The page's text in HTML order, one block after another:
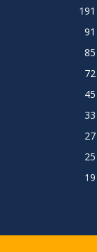
191
91
85
72
45
33
27
25
19